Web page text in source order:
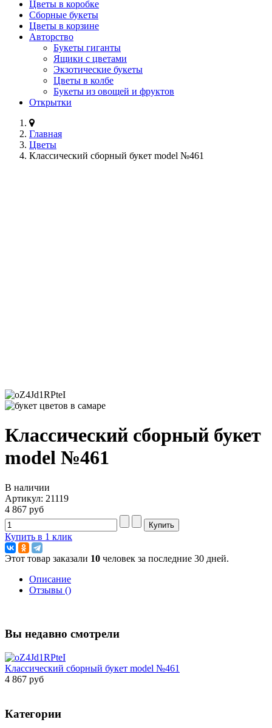
Цветы в коробке
Сборные букеты
Цветы в корзине
Авторство
Букеты гиганты
Ящики с цветами
Экзотические букеты
Цветы в колбе
Букеты из овощей и фруктов
Открытки
Главная
Цветы
Классический сборный букет model №461
Классический сборный букет
model №461
В наличии
Артикул: 21119
4 867 руб
Купить в 1 клик
Этот товар заказали 10 человек за последние 30 дней.
Описание
Отзывы ()
Вы недавно смотрели
Классический сборный букет model №461
4 867 руб
Категории